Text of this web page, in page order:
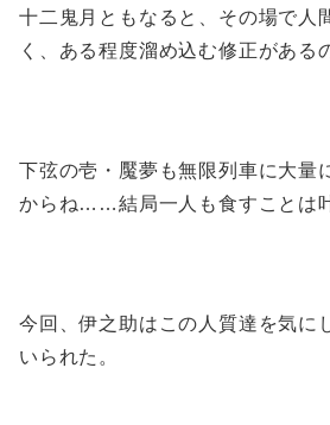
十二鬼月ともなると、その場で人
く、ある程度溜め込む修正がある
下弦の壱・魘夢も無限列車に大量
からね……結局一人も食すことは
今回、伊之助はこの人質達を気に
いられた。